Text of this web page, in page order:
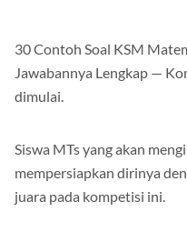
30 Contoh Soal KSM
Jawabannya Lengkap —
dimulai.
Siswa MTs yang akan
mempersiapkan dirinya
juara pada kompetisi ini.